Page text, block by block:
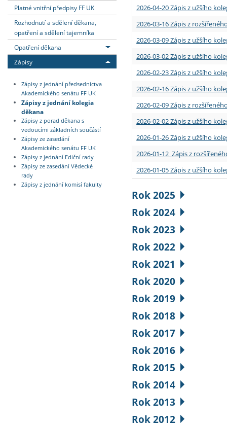
Platné vnitřní předpisy FF UK
Rozhodnutí a sdělení děkana,
opatření a sdělení tajemníka
Opatření děkana
Zápisy
Zápisy z jednání předsednictva
Akademického senátu FF UK
Zápisy z jednání kolegia
děkana
Zápisy z porad děkana s
vedoucími základních součástí
Zápisy ze zasedání
Akademického senátu FF UK
Zápisy z jednání Ediční rady
Zápisy ze zasedání Vědecké
rady
Zápisy z jednání komisí fakulty
2026-04-20 Zápis z užšího
2026-03-16 Zápis z
2026-03-09 Zápis z užšího
2026-03-02 Zápis z užšího
2026-02-23 Zápis z užšího
2026-02-16 Zápis z užšího
2026-02-09 Zápis z
2026-02-02 Zápis z užšího
2026-01-26 Zápis z užšího
2026-01-12 Zápis z
2026-01-05 Zápis z užšího
Rok 2025
Rok 2024
Rok 2023
Rok 2022
Rok 2021
Rok 2020
Rok 2019
Rok 2018
Rok 2017
Rok 2016
Rok 2015
Rok 2014
Rok 2013
Rok 2012